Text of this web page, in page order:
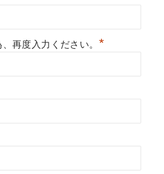
再度入力ください。 *